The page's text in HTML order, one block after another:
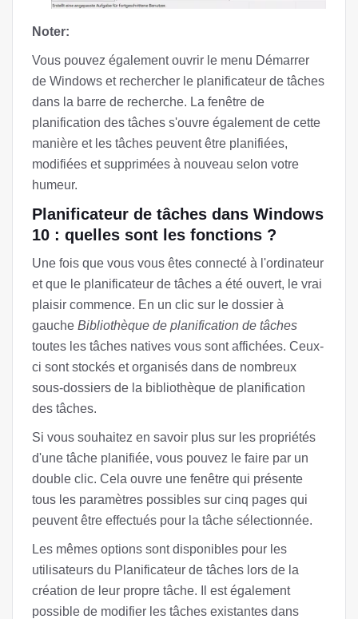
Noter:
Vous pouvez également ouvrir le menu Démarrer
de Windows et rechercher le planificateur de tâches
dans la barre de recherche. La fenêtre de
planification des tâches s'ouvre également de cette
manière et les tâches peuvent être planifiées,
modifiées et supprimées à nouveau selon votre
humeur.
Planificateur de tâches dans Windows
10 : quelles sont les fonctions ?
Une fois que vous vous êtes connecté à l'ordinateur
et que le planificateur de tâches a été ouvert, le vrai
plaisir commence. En un clic sur le dossier à
gauche Bibliothèque de planification de tâches
toutes les tâches natives vous sont affichées. Ceux-
ci sont stockés et organisés dans de nombreux
sous-dossiers de la bibliothèque de planification
des tâches.
Si vous souhaitez en savoir plus sur les propriétés
d'une tâche planifiée, vous pouvez le faire par un
double clic. Cela ouvre une fenêtre qui présente
tous les paramètres possibles sur cinq pages qui
peuvent être effectués pour la tâche sélectionnée.
Les mêmes options sont disponibles pour les
utilisateurs du Planificateur de tâches lors de la
création de leur propre tâche. Il est également
possible de modifier les tâches existantes dans